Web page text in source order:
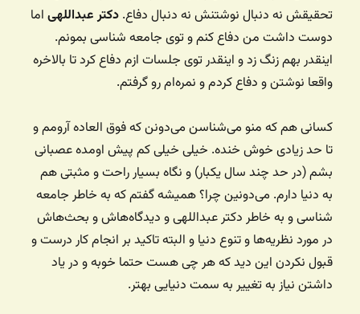
تحقیقش نه دنبال نوشتنش نه دنبال دفاع.دکتر عبداللهی اما
دوست داشت من دفاع کنم و توی جامعه شناسی بمونم.
اینقدر بهم زنگ زد و اینقدر توی جلسات ازم دفاع کرد تا بالاخره
واقعا نوشتن و دفاع کردم و نمره‌ام رو گرفتم.
کسانی هم که منو می‌شناسن می‌دونن که فوق العاده آرومم و
تا حد زیادی خوش خنده. خیلی خیلی کم پیش اومده عصبانی
بشم (در حد چند سال یکبار) و نگاه بسیار راحت و مثبتی هم
به دنیا دارم. می‌دونین چرا؟ همیشه گفتم که به خاطر جامعه
شناسی و به خاطر دکتر عبداللهی و دیدگاه‌هاش و بحث‌هاش
در مورد نظریه‌ها و تنوع دنیا و البته تاکید بر انجام کار درست و
قبول نکردن این دید که هر چی هست حتما خوبه و در یاد
داشتن نیاز به تغییر به سمت دنیایی بهتر.